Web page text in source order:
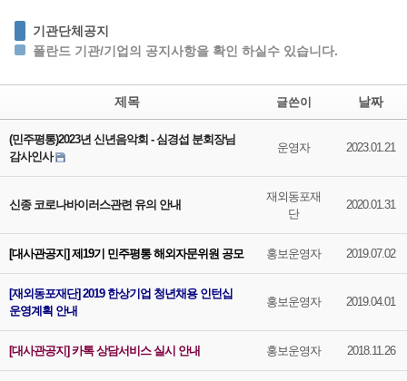
기관단체공지
폴란드 기관/기업의 공지사항을 확인 하실수 있습니다.
제목 글쓴이 날짜
(민주평통)2023년 신년음악회 - 심경섭 분회장님
감사인사
운영자 2023.01.21
신종 코로나바이러스관련 유의 안내
재외동포재
단
2020.01.31
[대사관공지] 제19기 민주평통 해외자문위원 공모 홍보운영자 2019.07.02
[재외동포재단] 2019 한상기업 청년채용 인턴십
운영계획 안내
홍보운영자 2019.04.01
[대사관공지] 카톡 상담서비스 실시 안내 홍보운영자 2018.11.26